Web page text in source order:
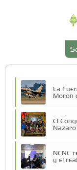
La
Morón
El
NENE
y el